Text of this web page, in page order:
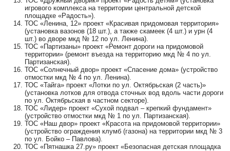
игрового комплекса на территории центральной детской
площадке «Радость»).
ТОС «Ленина, 12» проект «Красивая придомовая территория»
(установка вазонов (18 шт.), а также скамеек (4 шт.) и урн (4
шт.) во дворе мкд № 12 по ул. Ленина).
ТОС «Партизаны» проект «Ремонт дороги на придомовой
территории» (ремонт въезда на территорию мкд № 4 по ул.
Партизанская).
ТОС «Солнечный двор» проект «Спасение дома» (устройство
отмостки мкд № 4 по ул. Ленина).
ТОС «Тайга» проект «Лотки по ул. Октябрьская (2 часть)»
(установка лотков для отвода сточных вод вдоль части дороги
по ул. Октябрьская в частном секторе).
ТОС «Лидер» проект «Сухой подвал – крепкий фундамент»
(устройство отмостки мкд № 1 по ул. Партизанская).
ТОС «Наш двор» проект «Красота на придомовой территории»
(устройство ограждения клумб (газона) на территории мкд № 3
по ул. Бойко – Павлова).
ТОС «Пятнашка 27.ру» проект «Безопасная детская площадка